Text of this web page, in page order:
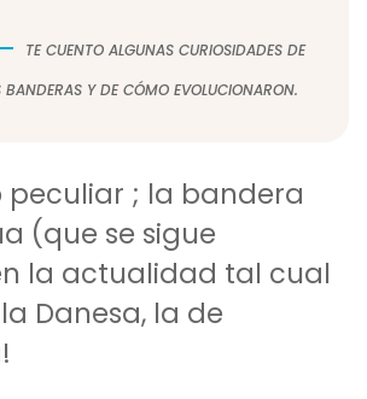
TE CUENTO ALGUNAS CURIOSIDADES DE
BANDERAS Y DE CÓMO EVOLUCIONARON.
peculiar ; la bandera
(que se sigue
la actualidad tal cual
Danesa, la de